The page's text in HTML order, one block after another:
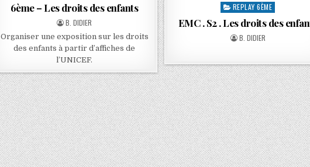
6ème – Les droits des enfants
B. DIDIER
Organiser une exposition sur les droits
des enfants à partir d’affiches de
l’UNICEF.
REPLAY 6ÈME
EMC . S2 . Les droits des
B. DIDIER